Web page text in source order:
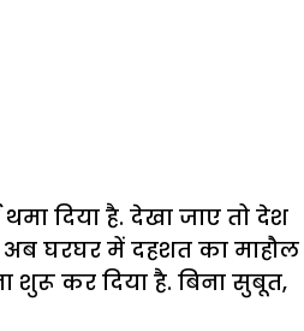
दिया है. देखा जाए तो देश
घरघर में दहशत का माहौल
शुरू कर दिया है. बिना सुबूत,